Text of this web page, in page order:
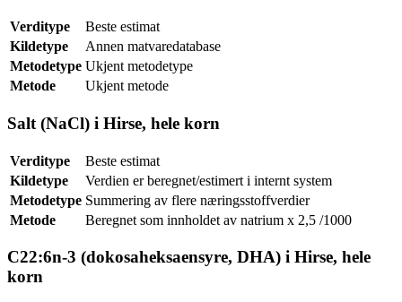
Verditype
Beste estimat
Kildetype
Annen matvaredatabase
Metodetype Ukjent metodetype
Metode
Ukjent metode
Salt (NaCl) i Hirse, hele korn
Verditype
Beste estimat
Kildetype
Verdien er beregnet/estimert i internt system
Metodetype Summering av flere næringsstoffverdier
Metode
Beregnet som innholdet av natrium x 2,5 /1000
C22:6n-3 (dokosaheksaensyre, DHA) i Hirse, hele
korn